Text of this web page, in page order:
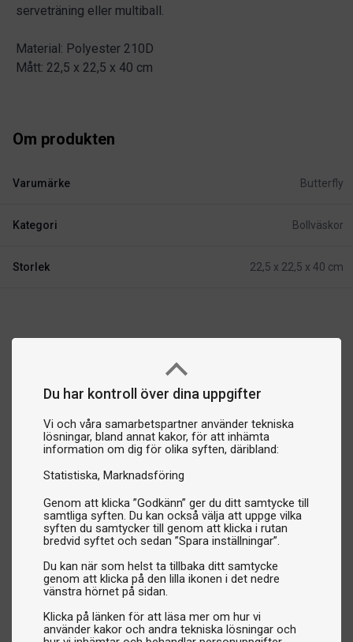
Du har kontroll över dina uppgifter
Vi och våra samarbetspartner använder tekniska
lösningar, bland annat kakor, för att inhämta
information om dig för olika syften, däribland:
Statistiska Marknadsföring
Genom att klicka ”Godkänn” ger du ditt samtycke till
samtliga syften. Du kan också välja att uppge vilka
syften du samtycker till genom att klicka i rutan
bredvid syftet och sedan ”Spara inställningar”.
Du kan när som helst ta tillbaka ditt samtycke
genom att klicka på den lilla ikonen i det nedre
vänstra hörnet på sidan.
Klicka på länken för att läsa mer om hur vi
använder kakor och andra tekniska lösningar och
serveträning eller multiball.
Material: Polyester 210D
Mått: 22,5 x 22,5 x 40 cm
Om produkten
Varumärke Butterfly
Kategori Bollväskor
Storlek 22,5 x 22,5 x 40 cm